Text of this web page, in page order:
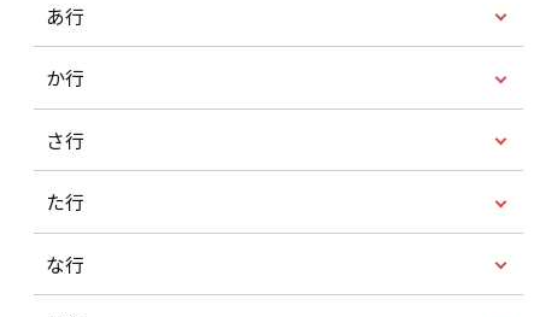
あ行
か行
さ行
た行
な行